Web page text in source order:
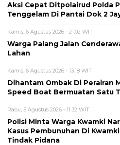
Aksi Cepat Ditpolairud Polda
Tenggelam Di Pantai Dok 2
Kamis, 6 Agustus 2026 - 21:02 WIT
Warga Palang Jalan
Lahan
Kamis, 6 Agustus 2026 - 13:18 WIT
Dihantam Ombak Di Perairan
Speed Boat Bermuatan Satu
Rabu, 5 Agustus 2026 - 11:32 WIT
Polisi Minta Warga Kwamki
Kasus Pembunuhan Di
Tindak Pidana